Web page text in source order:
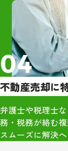
04
不動産売却に
弁護士や税理士
務・税務が絡む
スムーズに解決へ